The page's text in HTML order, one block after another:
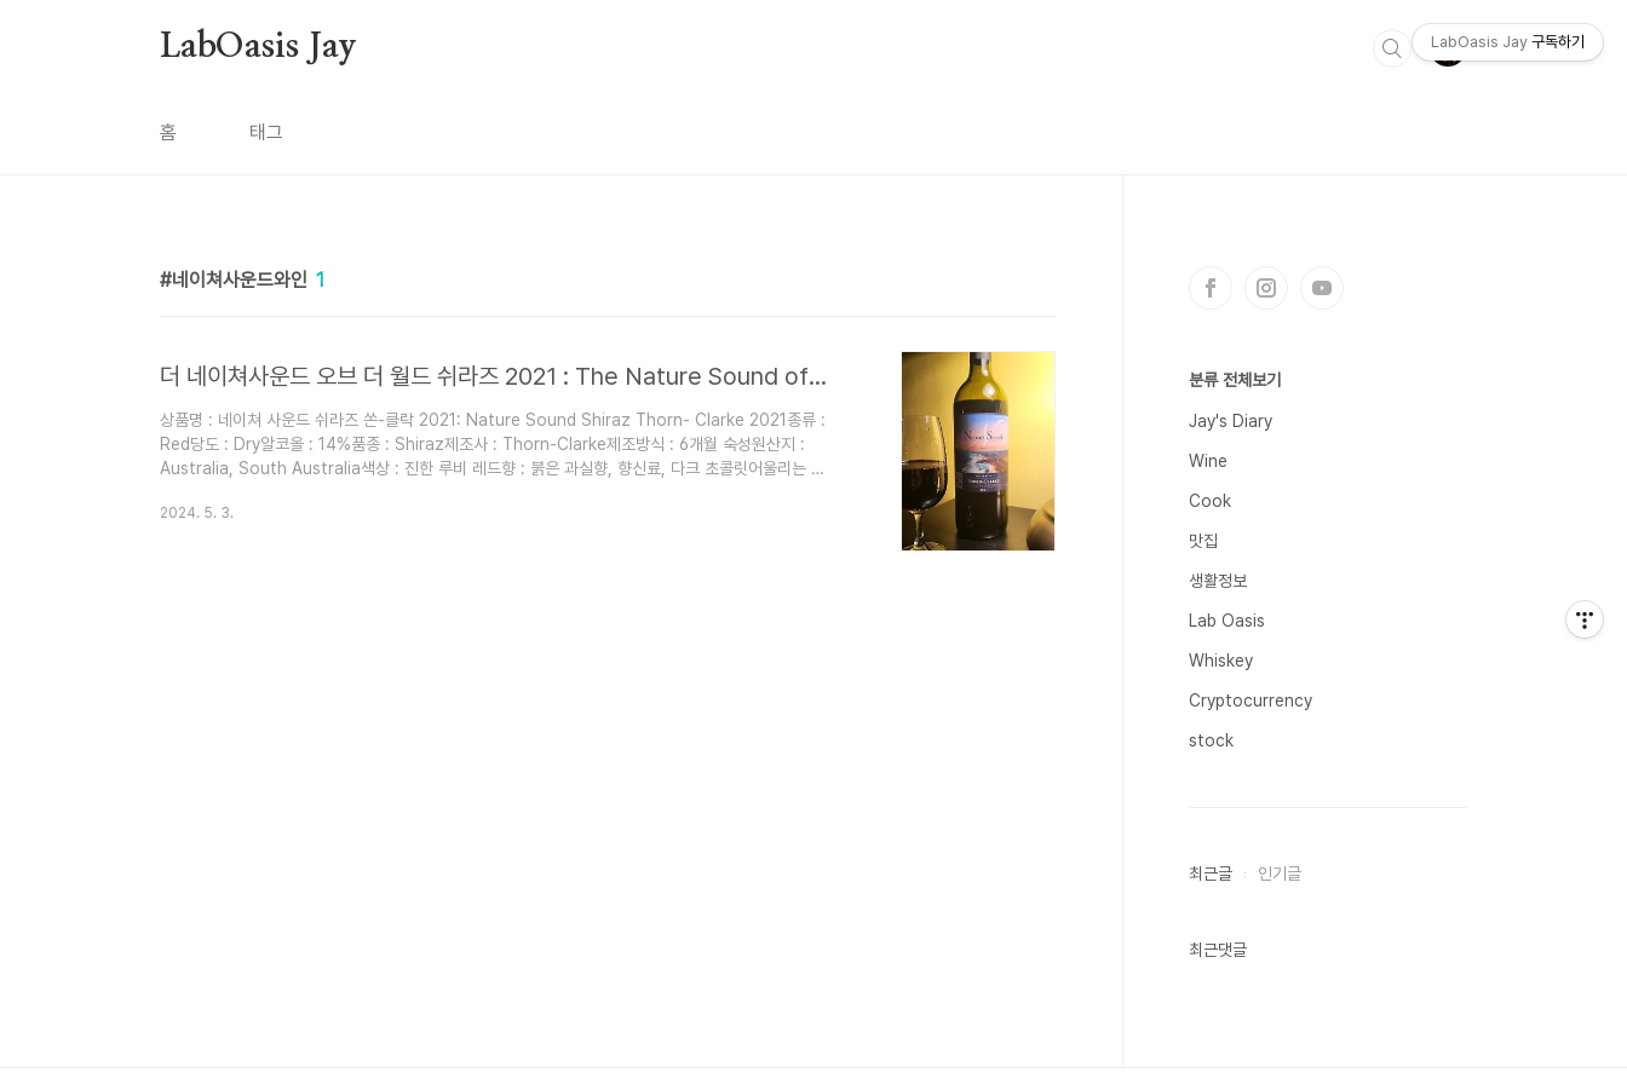
LabOasis Jay
홈 태그
네이쳐사운드와인 1
더 네이쳐사운드 오브 더 월드 쉬라즈 2021 : The Nature Sound of the world Shiraz 2021
상품명 : 네이쳐 사운드 쉬라즈 쏜-클락 2021: Nature Sound Shiraz Thorn- Clarke 2021종류 :
Red당도 : Dry알코올 : 14%품종 : Shiraz제조사 : Thorn-Clarke제조방식 : 6개월 숙성원산지 :
Australia, South Australia색상 : 진한 루비 레드향 : 붉은 과실향, 향신료, 다크 초콜릿어울리는 음
져 후각을 자극, 적당한 바디감과 자두맛이 인상적이고, 부드러운 타닌과의 조화가 일품임 개인적으로
2024. 5. 3.
분류 전체보기
Jay's Diary
Wine
Cook
맛집
생활정보
Lab Oasis
Whiskey
Cryptocurrency
stock
최근글 인기글
최근댓글
LabOasis Jay 구독하기